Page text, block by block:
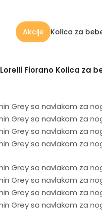
Akcije Kolica za
Lorelli Fiorano Kolica za